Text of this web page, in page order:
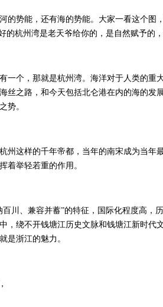
势能，还有海的势能。大家一看这个图
的杭州湾是老天爷给你的，是自然赋予的
个，那就是杭州湾。海洋对于人类的重
丝之路，和今天包括北仑港在内的海的发
势。
这样的千年帝都，当年的南宋成为当年
着举轻若重的作用。
、兼容并蓄”的特征，国际化程度高，
，绕不开钱塘江历史文脉和钱塘江新时代
是浙江的魅力。